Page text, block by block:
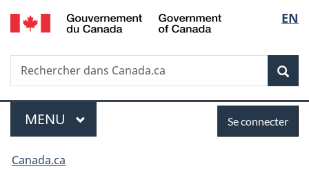
Passer
au
principal
Passer
à
Au
du
Passer
à
version
simplifiée
de
la
EN
Recherche
Rechercher
dans
Menu
MENU PRINCIPAL
connecter
Se connecter
Vous
Canada.ca